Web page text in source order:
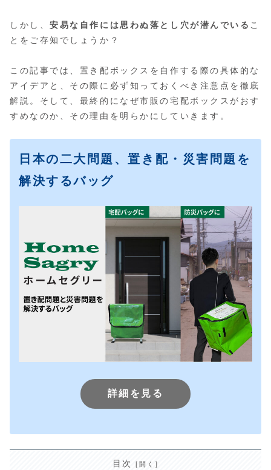
しかし、安易な自作には思わぬ落とし穴が潜んでいる こ
とをご存知でしょうか？
この記事では、置き配ボックスを自作する際の具体的な
アイデアと、その際に必ず知っておくべき注意点を徹底
解説。そして、最終的になぜ市販の宅配ボックスがおす
すめなのか、その理由を明らかにしていきます。
日本の二大問題、置き配・災害問題を
解決するバッグ
詳細を見る
目次